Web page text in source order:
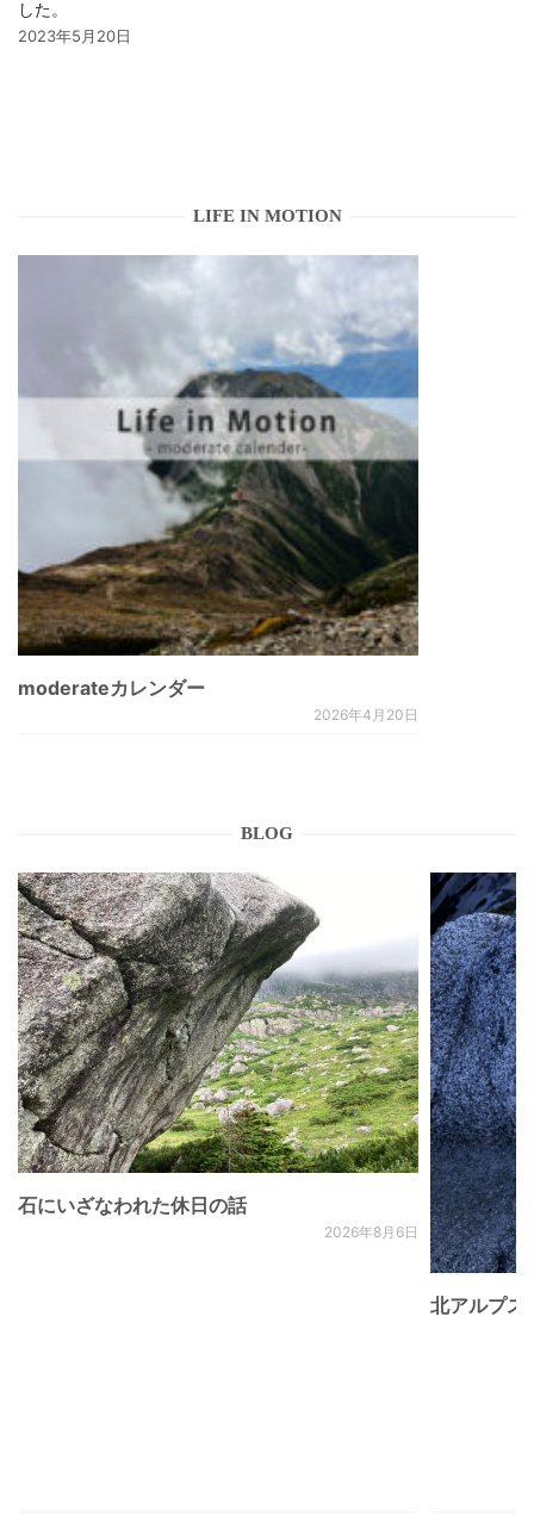
した。
2023年5月20日
LIFE IN MOTION
moderateカレンダー
2026年4月20日
BLOG
石にいざなわれた休日の話
2026年8月6日
北アルプ